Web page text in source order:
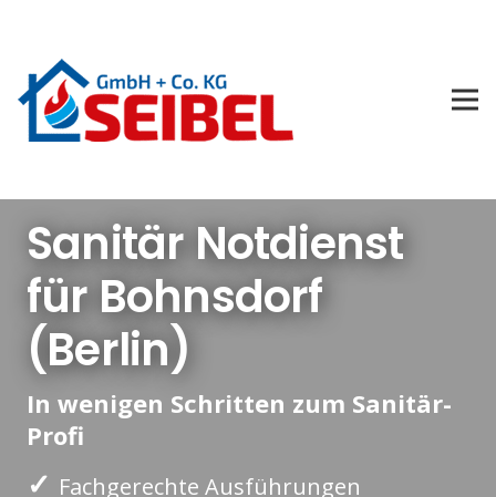
Sanitär Notdienst
für Bohnsdorf
(Berlin)
In wenigen Schritten zum Sanitär-
Profi
✓ Fachgerechte Ausführungen